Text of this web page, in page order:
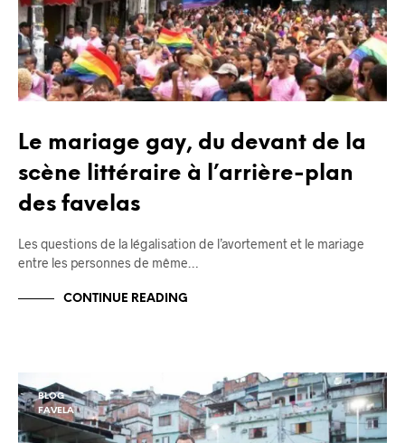
Le mariage gay, du devant de la
scène littéraire à l’arrière-plan
des favelas
Les questions de la légalisation de l’avortement et le mariage
entre les personnes de même…
CONTINUE READING
BLOG
FAVELA